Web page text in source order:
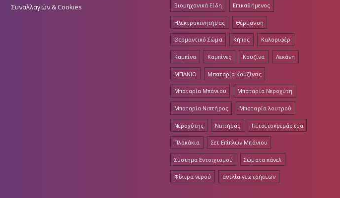
Συναλλαγών & Cookies
Βιομηχανικά Είδη Επικαθήμενος
Ηλεκτροκινητήρας Θέρμανση
Θερμαντικό Σώμα Κήπος Καλοριφέρ
Καμπίνα Καμπίνες Κουζίνα Λεκάνη
ΜΠΑΝΙΟ Μπαταρία Κουζίνας
Μπαταρία Μπάνιου Μπαταρία Νεροχύτη
Μπαταρία Νιπτήρος Μπαταρία λουτρού
Νεροχύτης Νιπτήρας Πετσετοκρεμάστρα
Πλακάκια Σετ Επίπλων Μπάνιου
Σύστημα Εντοιχισμού Σώματα πάνελ
Φίλτρα νερού αντλία γεωτρήσεων